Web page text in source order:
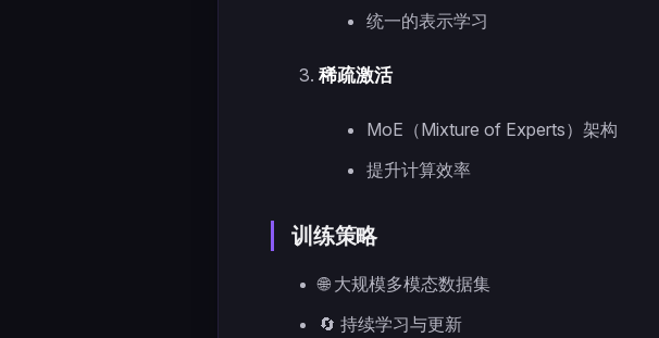
统一的表示学习
稀疏激活
MoE（Mixture of Experts）架构
提升计算效率
训练策略
🌐 大规模多模态数据集
🔄 持续学习与更新